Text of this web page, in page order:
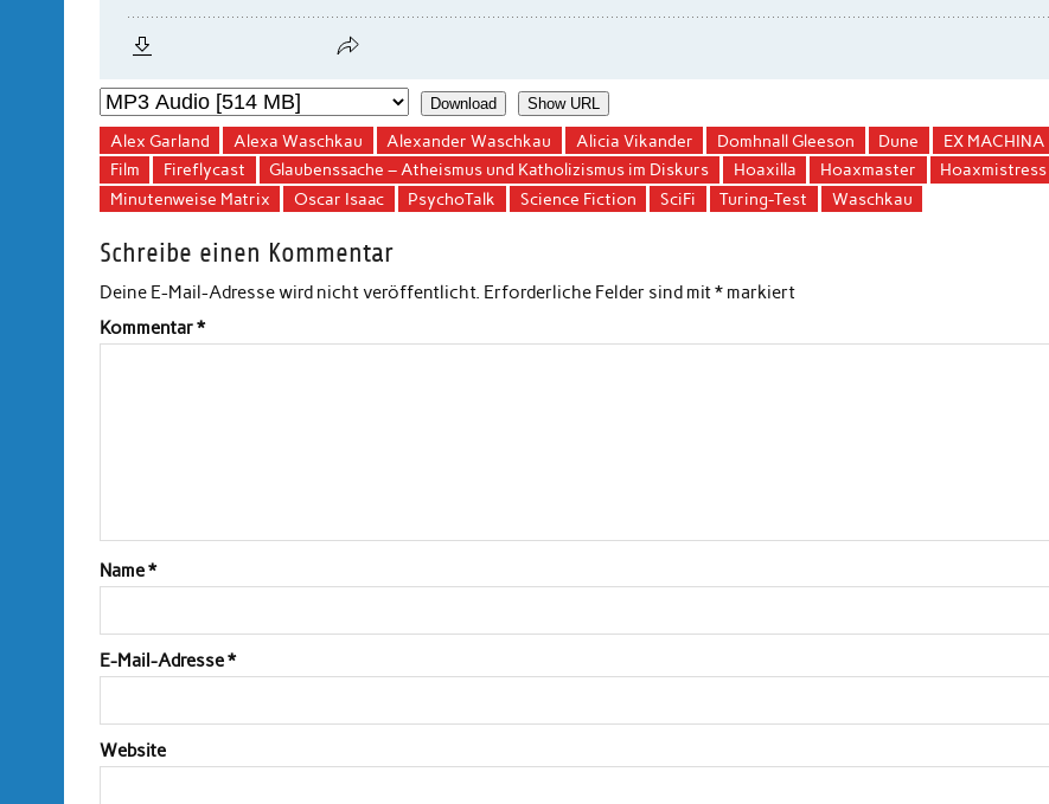
Download Show URL
Alex Garland Alexa Waschkau Alexander Waschkau Alicia Vikander Domhnall Gleeson Dune
EX MACHINA
Film
Fireflycast Glaubenssache – Atheismus und Katholizismus im Diskurs Hoaxilla Hoaxmaster
Hoaxmistress
Minutenweise Matrix
Oscar Isaac PsychoTalk Science Fiction SciFi Turing-Test Waschkau
Schreibe einen Kommentar
Deine E-Mail-Adresse wird nicht veröffentlicht. Erforderliche Felder sind mit* markiert
Kommentar*
Name*
E-Mail-Adresse*
Website